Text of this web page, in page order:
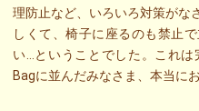
理防止など、いろいろ対策がな
しくて、椅子に座るのも禁止
い…ということでした。これ
Bagに並んだみなさま、本当に